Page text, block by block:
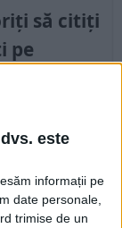
este
informații pe
date personale,
trimise de un
să citiți
pe